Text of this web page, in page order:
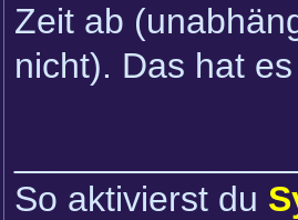
Zeit ab
nicht). Das hat
So aktivierst du